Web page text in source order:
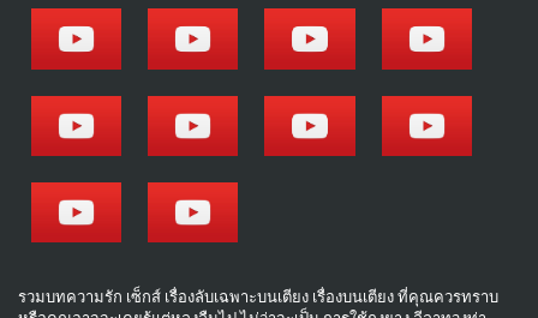
รวมบทความรัก เซ็กส์ เรื่องลับเฉพาะบนเตียง เรื่องบนเตียง ที่คุณควรทราบ